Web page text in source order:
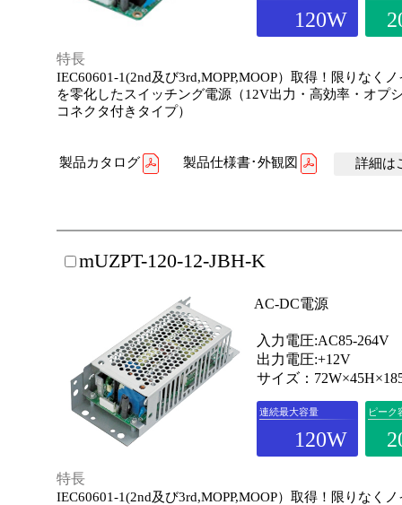
120W
特長
IEC60601-1(2nd及び3rd,MOPP,MOOP）取得！限りなく
を零化したスイッチング電源（12V出力・高効率・オプ
コネクタ付きタイプ）
製品カタログ 製品仕様書･外観図 詳細は
mUZPT-120-12-JBH-K
AC-DC電源
入力電圧:AC85-264V
出力電圧:+12V
サイズ：
連続最大容量
120W
ピーク
特長
IEC60601-1(2nd及び3rd,MOPP,MOOP）取得！限りなく